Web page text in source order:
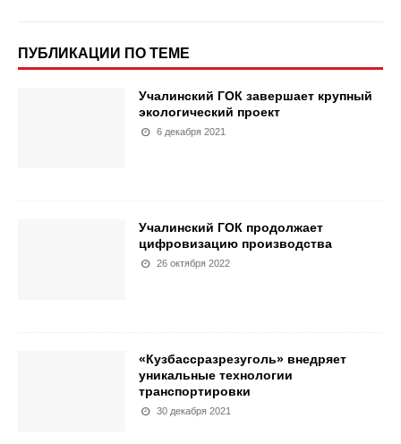
ПУБЛИКАЦИИ ПО ТЕМЕ
Учалинский ГОК завершает крупный
экологический проект
6 декабря 2021
Учалинский ГОК продолжает
цифровизацию производства
26 октября 2022
«Кузбассразрезуголь» внедряет
уникальные технологии
транспортировки
30 декабря 2021